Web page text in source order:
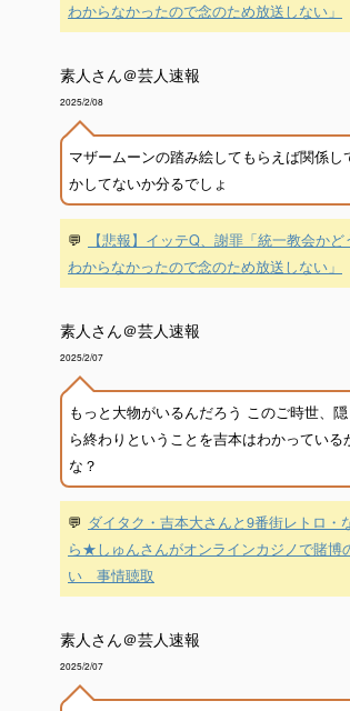
わからなかったので念のため放送しない」
素人さん＠芸人速報
2025/2/08
マザームーンの踏み絵してもらえば関係し
かしてないか分るでしょ
💬
【悲報】イッテQ、謝罪「統一教会かど
わからなかったので念のため放送しない」
素人さん＠芸人速報
2025/2/07
もっと大物がいるんだろう このご時世、
ら終わりということを吉本はわかっている
な？
💬 ダイタク・吉本大さんと9番街レトロ・
ら★しゅんさんがオンラインカジノで賭博
い 事情聴取
素人さん＠芸人速報
2025/2/07